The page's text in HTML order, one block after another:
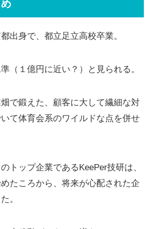
出身で、都立足立高校卒業。
（１億円に近い？）と見られる。
で鍛えた、顧客に大して繊細な対
て体育会系のワイルドな点を併せ
トップ企業であるKeePer技研は、
たころから、将来が心配された企
。